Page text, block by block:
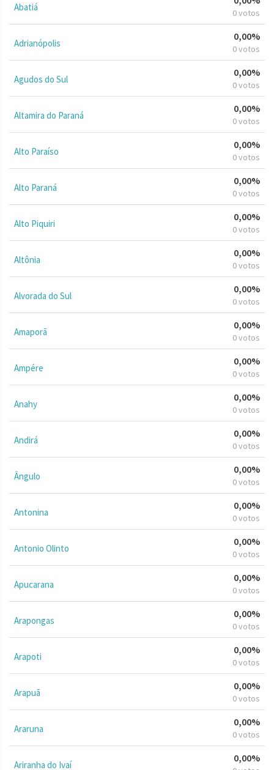
Abatiá 0 votos
Adrianópolis
0,00%
0 votos
Agudos do Sul
0,00%
0 votos
Altamira do Paraná
0,00%
0 votos
Alto Paraíso
0,00%
0 votos
Alto Paraná
0,00%
0 votos
Alto Piquiri
0,00%
0 votos
Altônia
0,00%
0 votos
Alvorada do Sul
0,00%
0 votos
Amaporã
0,00%
0 votos
Ampére
0,00%
0 votos
Anahy
0,00%
0 votos
Andirá
0,00%
0 votos
Ângulo
0,00%
0 votos
Antonina
0,00%
0 votos
Antonio Olinto
0,00%
0 votos
Apucarana
0,00%
0 votos
Arapongas
0,00%
0 votos
Arapoti
0,00%
0 votos
Arapuã
0,00%
0 votos
Araruna
0,00%
0 votos
Ariranha do Ivaí
0,00%